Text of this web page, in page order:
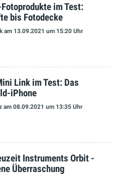
im Test:
bis Fotodecke
am 13.09.2021 um 15:20 Uhr
Link im Test: Das
iPhone
am 08.09.2021 um 13:35 Uhr
Instruments Orbit -
Überraschung